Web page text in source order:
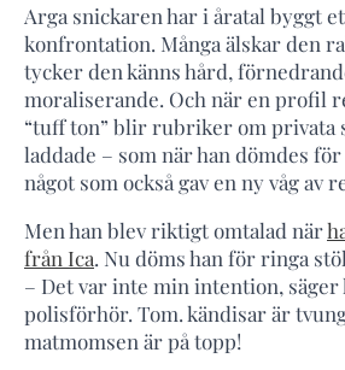
Arga snickaren har i åratal byggt
konfrontation. Många älskar den
tycker den känns hård,
moraliserande. Och när en profil
“tuff ton” blir rubriker om privata
laddade – som när han dömdes
något som också gav en ny våg av
Men han blev riktigt omtalad när
från Ica. Nu döms han för ringa
– Det var inte min intention, säger
polisförhör. Tom. kändisar är
matmomsen är på topp!